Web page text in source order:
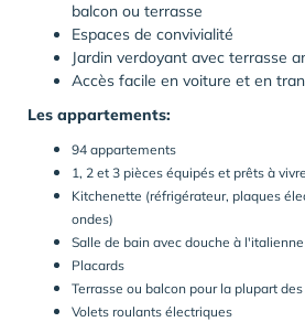
balcon ou terrasse
Espaces de convivialité
Jardin verdoyant avec terrasse
Accès facile en voiture et en
Les appartements:
94 appartements
1, 2 et 3 pièces équipés et prêts à vivre
Kitchenette (réfrigérateur, plaques
ondes)
Salle de bain avec douche à
Placards
Terrasse ou balcon pour la plupart
Volets roulants électriques